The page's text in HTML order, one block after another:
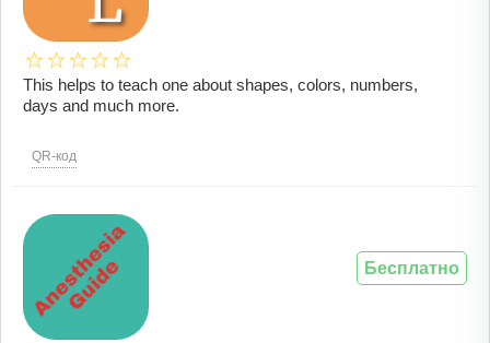
This helps to teach one about shapes, colors, numbers,
days and much more.
QR-код
Бесплатно